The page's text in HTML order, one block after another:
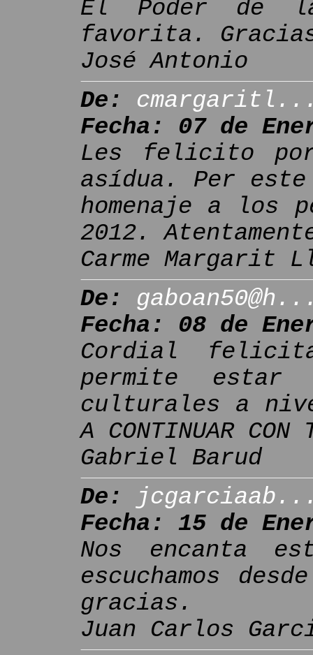
El Poder de
favorita.
José Antonio
De:
Fecha: 07 de
Les felicito
asídua. Per
homenaje a los
2012.
Carme Margarit
De:
Fecha: 08 de
Cordial
permite
culturales a
A CONTINUAR
Gabriel Barud
De:
Fecha: 15 de
Nos encanta
escuchamos
gracias.
Juan Carlos